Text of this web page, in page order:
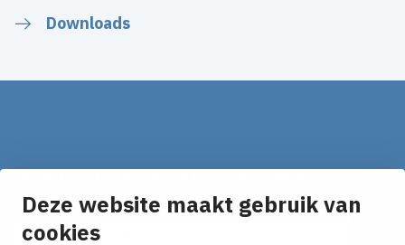
Deze website maakt gebruik van
cookies
Downloads
Ontvang onze nieuws alerts in je mailbox!
E-mailadres